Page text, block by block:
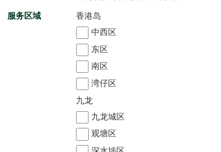
服务区域
香港岛
中西区
东区
南区
湾仔区
九龙
九龙城区
观塘区